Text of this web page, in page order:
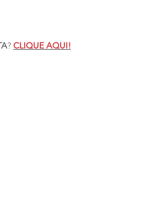
? CLIQUE AQUI!